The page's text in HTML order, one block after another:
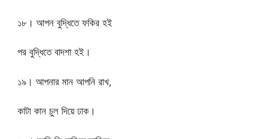
১৮। আপন বুদ্ধিতে ফকির হই
পর বুদ্ধিতে বাদশা হই।
১৯। আপনার মান আপনি রাখ,
কাটা কান চুল দিয়ে ঢাক।